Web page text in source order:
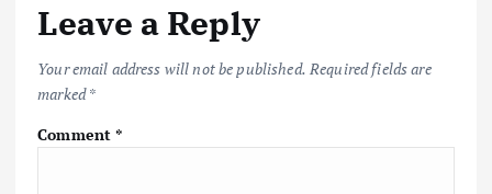
Leave a Reply
Your email address will not be published. Required fields are
marked*
Comment*